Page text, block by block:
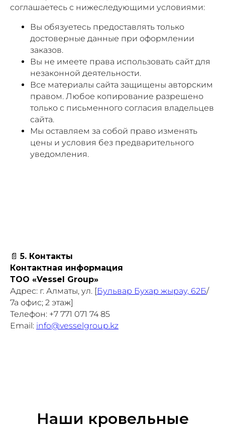
соглашаетесь с нижеследующими условиями:
Вы обязуетесь предоставлять только
достоверные данные при оформлении
заказов.
Вы не имеете права использовать сайт для
незаконной деятельности.
Все материалы сайта защищены авторским
правом. Любое копирование разрешено
только с письменного согласия владельцев
сайта.
Мы оставляем за собой право изменять
цены и условия без предварительного
уведомления.
📄5. Контакты
Контактная информация
ТОО «Vessel Group»
Адрес: г. Алматы, ул. [​Бульвар Бухар жырау, 62Б/​
7а офис; 2 этаж]
Телефон: +7 771 071 74 85
Email: info@vesselgroup.kz
Наши кровельные